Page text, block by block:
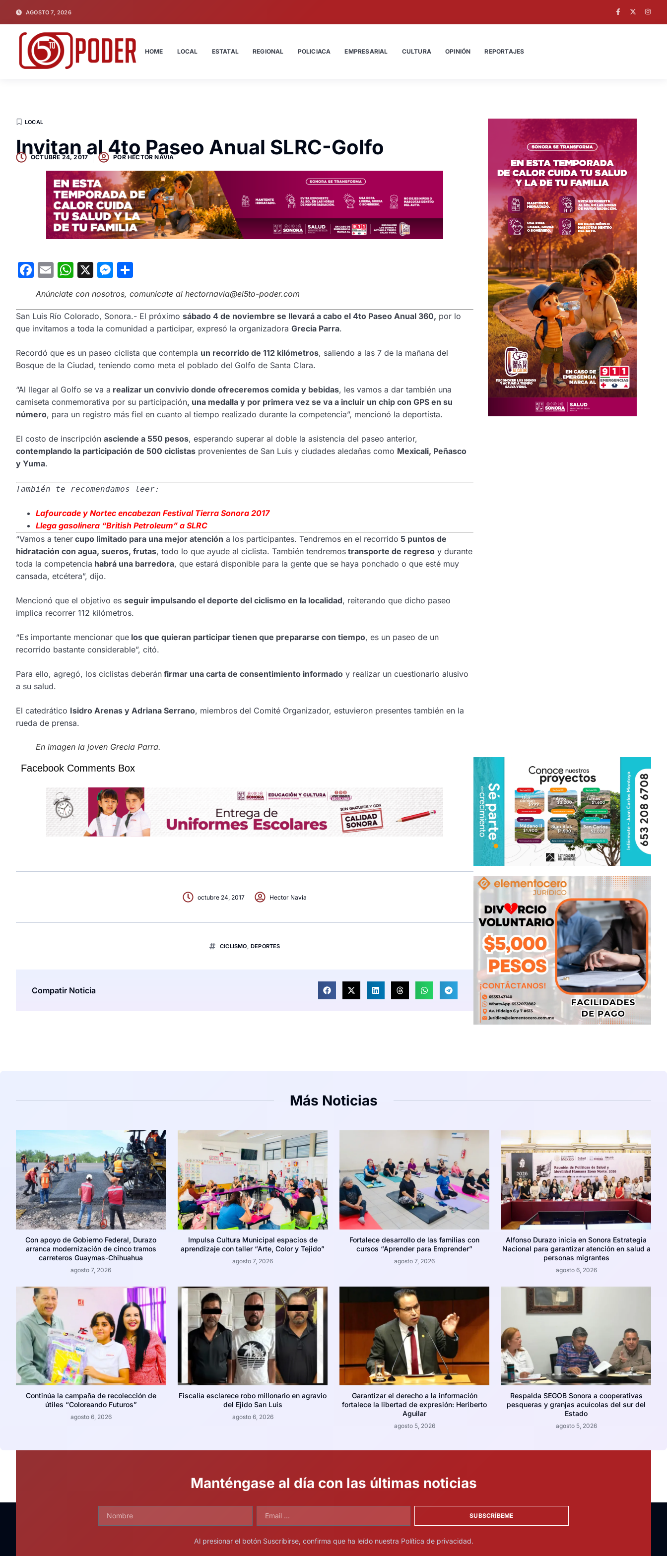
AGOSTO 7, 2026
HOME LOCAL ESTATAL REGIONAL POLICIACA EMPRESARIAL CULTURA OPINIÓN REPORTAJES
LOCAL
Invitan al 4to Paseo Anual SLRC-Golfo
OCTUBRE 24, 2017 PORHECTOR NAVIA
Facebook
EmailWhatsApp
X Messenger
Anúnciate con nosotros, comunícate al hectornavia@el5to-poder.com
San Luis Río Colorado, Sonora.- El próximo sábado 4 de noviembre se llevará a cabo el 4to Paseo Anual 360, por lo
que invitamos a toda la comunidad a participar, expresó la organizadora Grecia Parra.
Recordó que es un paseo ciclista que contempla un recorrido de 112 kilómetros, saliendo a las 7 de la mañana del
Bosque de la Ciudad, teniendo como meta el poblado del Golfo de Santa Clara.
“Al llegar al Golfo se va a realizar un convivio donde ofreceremos comida y bebidas, les vamos a dar también una
camiseta conmemorativa por su participación, una medalla y por primera vez se va a incluir un chip con GPS en su
número, para un registro más fiel en cuanto al tiempo realizado durante la competencia”, mencionó la deportista.
El costo de inscripción asciende a 550 pesos, esperando superar al doble la asistencia del paseo anterior,
contemplando la participación de 500 ciclistas provenientes de San Luis y ciudades aledañas como Mexicali, Peñasco
y Yuma.
También te recomendamos leer:
Lafourcade y Nortec encabezan Festival Tierra Sonora 2017
Llega gasolinera “British Petroleum” a SLRC
“Vamos a tener cupo limitado para una mejor atención a los participantes. Tendremos en el recorrido 5 puntos de
hidratación con agua, sueros, frutas, todo lo que ayude al ciclista. También tendremos transporte de regreso y durante
toda la competencia habrá una barredora, que estará disponible para la gente que se haya ponchado o que esté muy
cansada, etcétera”, dijo.
Mencionó que el objetivo es seguir impulsando el deporte del ciclismo en la localidad, reiterando que dicho paseo
implica recorrer 112 kilómetros.
“Es importante mencionar que los que quieran participar tienen que prepararse con tiempo, es un paseo de un
recorrido bastante considerable”, citó.
Para ello, agregó, los ciclistas deberán firmar una carta de consentimiento informado y realizar un cuestionario alusivo
a su salud.
El catedrático Isidro Arenas y Adriana Serrano, miembros del Comité Organizador, estuvieron presentes también en la
rueda de prensa.
En imagen la joven Grecia Parra.
Facebook Comments Box
octubre 24, 2017 Hector Navia
CICLISMO, DEPORTES
Compatir Noticia
Más Noticias
Con apoyo de Gobierno Federal, Durazo
arranca modernización de cinco tramos
carreteros Guaymas-Chihuahua
agosto 7, 2026
Impulsa Cultura Municipal espacios de
aprendizaje con taller “Arte, Color y Tejido”
agosto 7, 2026
Fortalece desarrollo de las familias con
cursos “Aprender para Emprender”
agosto 7, 2026
Alfonso Durazo inicia en Sonora Estrategia
Nacional para garantizar atención en salud a
personas migrantes
agosto 6, 2026
Continúa la campaña de recolección de
útiles “Coloreando Futuros”
agosto 6, 2026
Fiscalía esclarece robo millonario en agravio
del Ejido San Luis
agosto 6, 2026
Garantizar el derecho a la información
fortalece la libertad de expresión: Heriberto
Aguilar
agosto 5, 2026
Respalda SEGOB Sonora a cooperativas
pesqueras y granjas acuícolas del sur del
Estado
agosto 5, 2026
Manténgase al día con las últimas noticias
SUBSCRÍBEME
Al presionar el botón Suscribirse, confirma que ha leído nuestra Política de privacidad.